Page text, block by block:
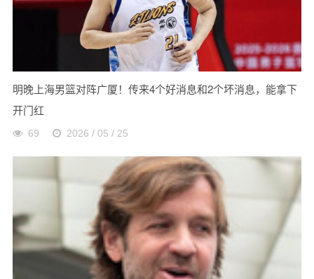
明晚上海男篮对阵广厦！传来4个好消息和2个坏消息，能拿下
开门红
69 2026 / 05 / 25